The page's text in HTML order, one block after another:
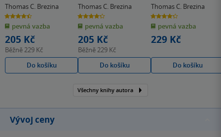
Thomas C. Brezina
4.5
z
5
hvězdiček
pevná vazba
205 Kč
Běžně 229 Kč
Do košíku
Thomas C. Brezina
4.3
z
5
hvězdiček
pevná vazba
205 Kč
Běžně 229 Kč
Do košíku
Thomas C. Brezina
4.3
z
5
hvězdiček
pevná vazba
229 Kč
Do košíku
Všechny knihy autora
Vývoj ceny